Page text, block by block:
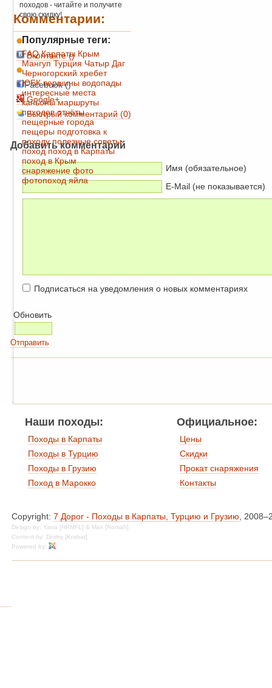
Комментарии:
Вконтакте ()
Facebook ()
Google+
Быстрый комментарий (0)
Добавить комментарий
Имя (обязательное)
E-Mail (не показывается)
Подписаться на уведомления о новых комментариях
Обновить
Отправить
походов - читайте и получите
свою скидку!
Популярные теги:
FAQ Карпаты Крым
Мангуп Турция Чатыр Даг
Черногорский хребет
ЮБК вершины водопады
интересные места
каньоны маршруты
походов отчёты
пещерные города
пещеры подготовка к
походу полезные советы
поход поход в Карпаты
поход в Крым
снаряжение фото
фотопоход яйла
Наши походы:
Походы в Карпаты
Походы в Турцию
Походы в Грузию
Поход в Марокко
Официальное:
Цены
Скидки
Прокат снаряжения
Контакты
Copyright: 7 Дорог - Походы в Карпаты, Турцию и Грузию,
Design by: Yana [HRMFL] & Max [Romah]
Content by: Dmitry [Krabat]
Powered by: